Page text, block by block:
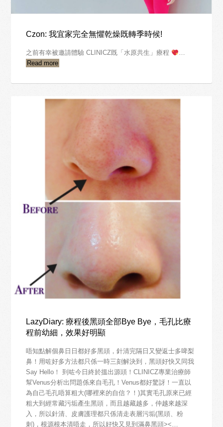
Czon: 我宜家完全無懼乾燥既轉季時候!
之前有幸被邀請體驗 CLINICZ既「水原共生」療程
…
Read more
LazyDiary: 療程後黑頭全部Bye Bye，毛孔比療
程前幼細，效果好明顯
唔知點解個鼻日日都好多黑頭，針清完隔日又變返士多啤梨
鼻！用咗好多方法都只係一時三刻解決到，黑頭好快又同我
Say Hello！ 到咗今日終於搵出源頭！CLINICZ專業治療師
幫Venus分析出問題係來自毛孔！Venus都好驚訝！一直以
為自己毛孔唔算粗大(哪裡來的自信？！)其實毛孔原來已經
粗大到經常藏污垢產生黑頭，而且越藏越多，仲越來越深
入，所以針清、皮膚護理都只係清走表層污垢(黑頭、粉
刺)，根源根本清唔走，所以好快又見到滿鼻黑頭><…